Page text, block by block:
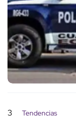
3 Tendencias